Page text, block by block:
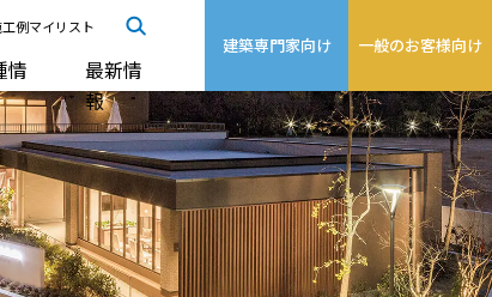
例マイリスト
情
最新情
報
建築専門家向け 一般のお客様向け